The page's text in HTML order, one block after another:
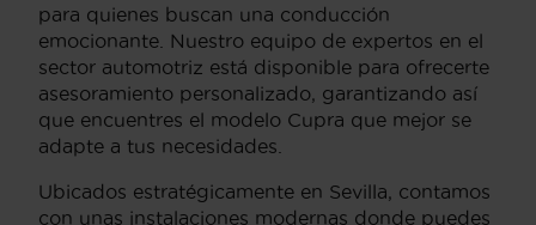
para quienes buscan una conducción
emocionante. Nuestro equipo de expertos en el
sector automotriz está disponible para ofrecerte
asesoramiento personalizado, garantizando así
que encuentres el modelo Cupra que mejor se
adapte a tus necesidades.
Ubicados estratégicamente en Sevilla, contamos
con unas instalaciones modernas donde puedes